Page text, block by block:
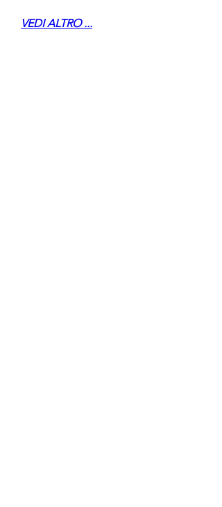
VEDI ALTRO ...